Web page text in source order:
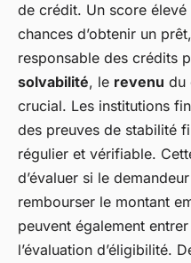
de crédit. Un score
chances d’obtenir un
responsable des crédits
solvabilité, le revenu du
crucial. Les institutions
des preuves de stabilité
régulier et vérifiable.
d’évaluer si le
rembourser le montant
peuvent également
l’évaluation d’éligibilité.